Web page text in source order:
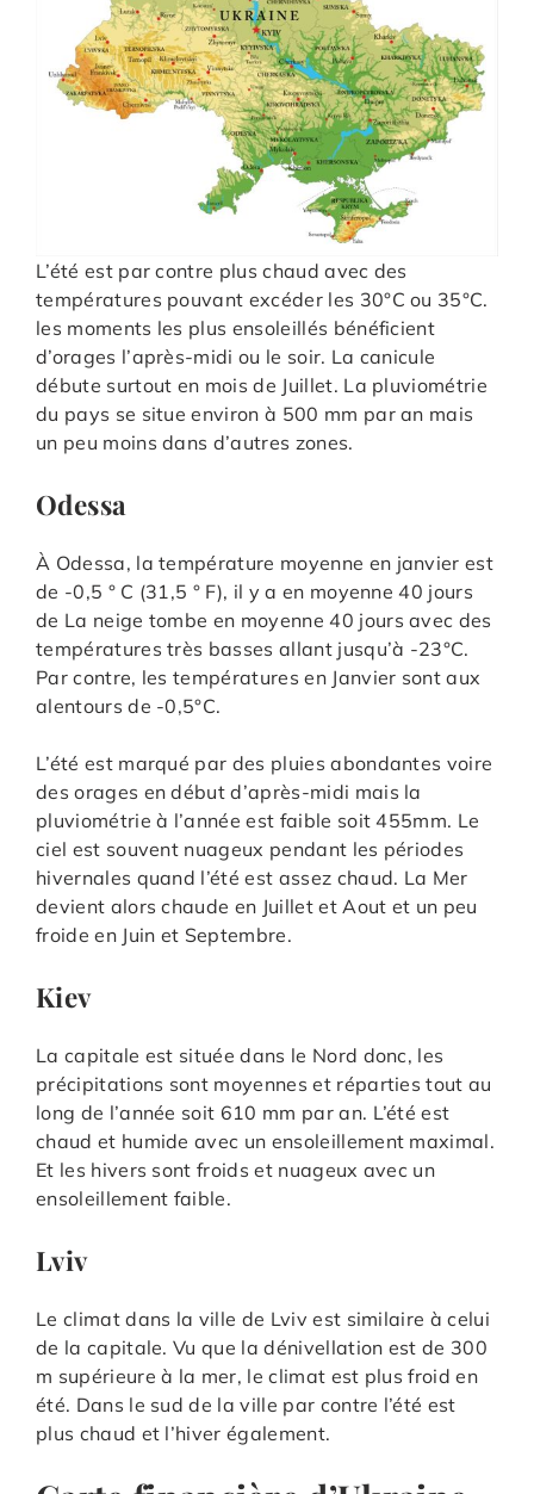
L’été est par contre plus chaud avec des
températures pouvant excéder les 30°C ou 35°C.
les moments les plus ensoleillés bénéficient
d’orages l’après-midi ou le soir. La canicule
débute surtout en mois de Juillet. La pluviométrie
du pays se situe environ à 500 mm par an mais
un peu moins dans d’autres zones.
Odessa
À Odessa, la température moyenne en janvier est
de -0,5 ° C (31,5 ° F), il y a en moyenne 40 jours
de La neige tombe en moyenne 40 jours avec des
températures très basses allant jusqu’à -23°C.
Par contre, les températures en Janvier sont aux
alentours de -0,5°C.
L’été est marqué par des pluies abondantes voire
des orages en début d’après-midi mais la
pluviométrie à l’année est faible soit 455mm. Le
ciel est souvent nuageux pendant les périodes
hivernales quand l’été est assez chaud. La Mer
devient alors chaude en Juillet et Aout et un peu
froide en Juin et Septembre.
Kiev
La capitale est située dans le Nord donc, les
précipitations sont moyennes et réparties tout au
long de l’année soit 610 mm par an. L’été est
chaud et humide avec un ensoleillement maximal.
Et les hivers sont froids et nuageux avec un
ensoleillement faible.
Lviv
Le climat dans la ville de Lviv est similaire à celui
de la capitale. Vu que la dénivellation est de 300
m supérieure à la mer, le climat est plus froid en
été. Dans le sud de la ville par contre l’été est
plus chaud et l’hiver également.